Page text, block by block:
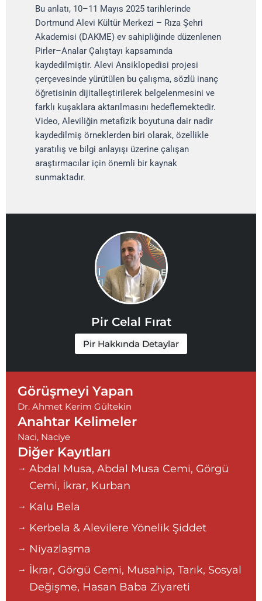
Bu anlatı, 10–11 Mayıs 2025 tarihlerinde
Dortmund Alevi Kültür Merkezi – Rıza Şehri
Akademisi (DAKME) ev sahipliğinde düzenlenen
Pirler–Analar Çalıştayı kapsamında
kaydedilmiştir. Alevi Ansiklopedisi projesi
çerçevesinde yürütülen bu çalışma, sözlü inanç
öğretisinin dijitalleştirilerek belgelenmesini ve
farklı kuşaklara aktarılmasını hedeflemektedir.
Video, Aleviliğin metafizik boyutuna dair nadir
kaydedilmiş örneklerden biri olarak, özellikle
yaratılış ve bilgi anlayışı üzerine çalışan
araştırmacılar için önemli bir kaynak
sunmaktadır.
Pir Celal Fırat
Pir Hakkında Detaylar
Görüşmeyi Yapan
Dr. Ahmet Kerim Gültekin
Anahtar Kelimeler
Naci, Naciye
Diğer Kayıtları
Abdal Musa, Abdal Musa Cemi, Görgü
Cemi, İkrar, Kurban
Kalu Bela
Kerbela & Alevilere Yönelik Şiddet
Niyazlaşma
İkrar, Görgü Cemi, Musahip, Tarık, Sosyal
Değişme, Hasan Baba Ziyareti